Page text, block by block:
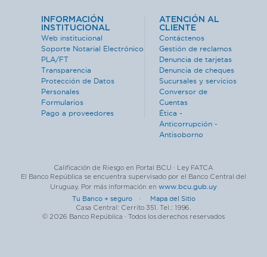
INFORMACIÓN
INSTITUCIONAL
Web institucional
Soporte Notarial Electrónico
PLA/FT
Transparencia
Protección de Datos
Personales
Formularios
Pago a proveedores
ATENCIÓN AL
CLIENTE
Contáctenos
Gestión de reclamos
Denuncia de tarjetas
Denuncia de cheques
Sucursales y servicios
Conversor de
Cuentas
Ética -
Anticorrupción -
Antisoborno
Calificación de Riesgo en Portal BCU · Ley FATCA
El Banco República se encuentra supervisado por el Banco Central del
Uruguay. Por más información en www.bcu.gub.uy
Tu Banco + seguro · Mapa del Sitio
Casa Central: Cerrito 351. Tel.: 1996.
© 2026 Banco República · Todos los derechos reservados